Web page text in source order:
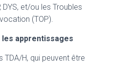
et/ou les Troubles
(TOP).
apprentissages
TDA/H, qui peuvent être